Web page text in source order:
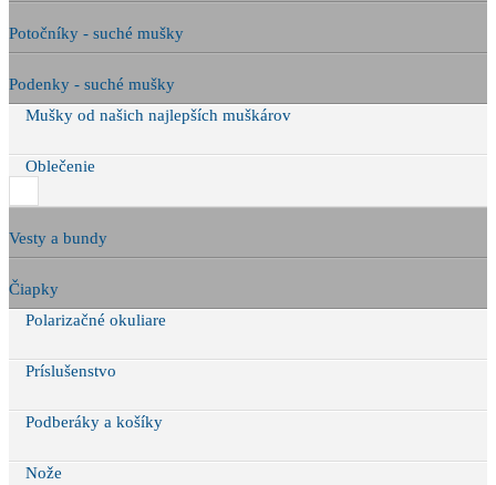
Potočníky - suché mušky
Podenky - suché mušky
Mušky od našich najlepších muškárov
Oblečenie
Vesty a bundy
Čiapky
Polarizačné okuliare
Príslušenstvo
Podberáky a košíky
Nože